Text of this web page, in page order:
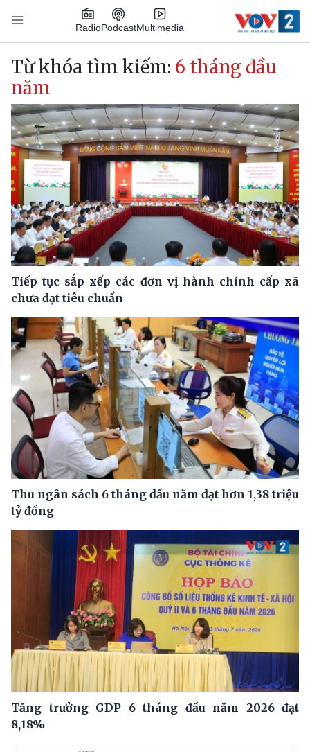
Nhảy đến nội dung
RadioPodcastMultimedia
Main navigation
Từ khóa tìm kiếm: 6 tháng đầu
năm
Tiếp tục sắp xếp các đơn vị hành chính cấp xã
chưa đạt tiêu chuẩn
Thu ngân sách 6 tháng đầu năm đạt hơn 1,38 triệu
tỷ đồng
Tăng trưởng GDP 6 tháng đầu năm 2026 đạt
8,18%